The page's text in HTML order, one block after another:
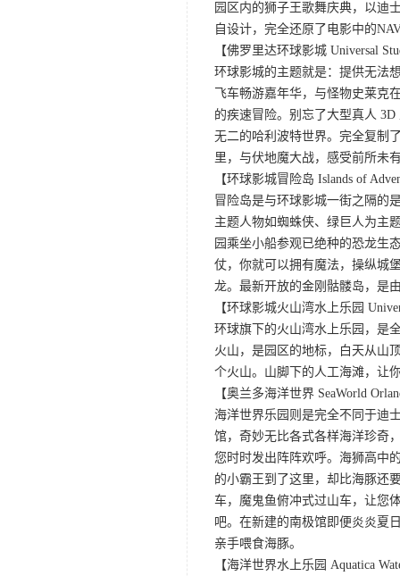
园区内的狮子王歌舞庆典，以迪
自设计，完全还原了电影中的
【佛罗里达环球影城 Universal
环球影城的主题就是：提供无法
飞车畅游嘉年华，与怪物史莱
的疾速冒险。别忘了大型真人
无二的哈利波特世界。完全复制
里，与伏地魔大战，感受前所未
【环球影城冒险岛 Islands of
冒险岛是与环球影城一街之隔的
主题人物如蜘蛛侠、绿巨人为主
园乘坐小船参观已绝种的恐龙生
仗，你就可以拥有魔法，操纵城
龙。最新开放的金刚骷髅岛，是
【环球影城火山湾水上乐园
环球旗下的火山湾水上乐园，是
火山，是园区的地标，白天从山
个火山。山脚下的人工海滩，让
【奥兰多海洋世界 SeaWorld
海洋世界乐园则是完全不同于迪
馆，奇妙无比各式各样海洋珍奇
您时时发出阵阵欢呼。海狮高中
的小霸王到了这里，却比海豚还
车，魔鬼鱼俯冲式过山车，让您
吧。在新建的南极馆即便炎炎夏
亲手喂食海豚。
【海洋世界水上乐园 Aquatica